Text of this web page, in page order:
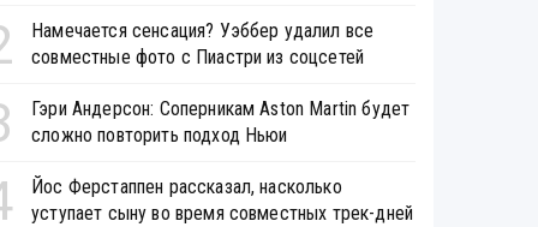
Намечается сенсация? Уэббер удалил все
совместные фото с Пиастри из соцсетей
Гэри Андерсон: Соперникам Aston Martin будет
сложно повторить подход Ньюи
Йос Ферстаппен рассказал, насколько
уступает сыну во время совместных трек-дней